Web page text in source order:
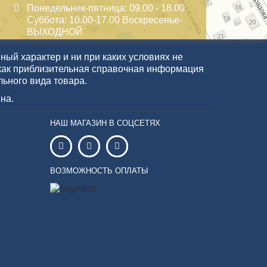
Понедельник-пятница: 09.00 - 18.00
Суббота: 10.00-17.00 Воскресенье-
ВЫХОДНОЙ
характер и ни при каких условиях не
приблизительная справочная информация
вида товара.
НАШ МАГАЗИН В СОЦСЕТЯХ
ВОЗМОЖНОСТЬ ОПЛАТЫ